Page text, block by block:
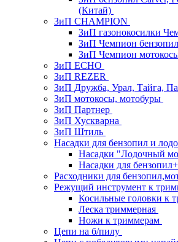
(Китай)
ЗиП CHAMPION
ЗиП газонокосилки
ЗиП Чемпион
ЗиП Чемпион
ЗиП ECHO
ЗиП REZER
ЗиП Дружба, Урал, Тайга,
ЗиП мотокосы, мотобуры
ЗиП Партнер
ЗиП Хускварна
ЗиП Штиль
Насадки для бензопил и
Насадки "Лодочный
Насадки для
Расходники для
Режущий инструмент к
Косильные головки к
Леска триммерная
Ножи к триммерам
Цепи на б/пилу